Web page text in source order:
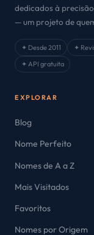
dedicados à
— um projeto de
✦ Desde 2011 ✦
✦ API gratuita
EXPLORAR
Blog
Nome Perfeito
Nomes de A a Z
Mais Visitados
Favoritos
Nomes por Origem